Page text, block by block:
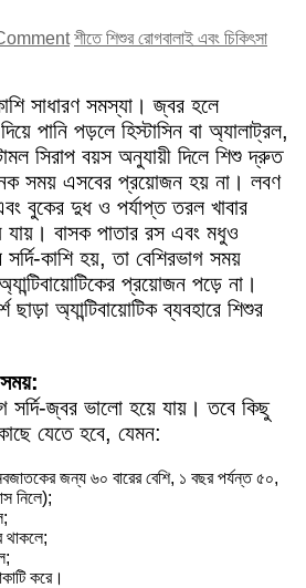
শীতে শিশুর রোগবালাই এবং চিকিৎসা
সাধারণ সমস্যা। জ্বর হলে
পানি পড়লে হিস্টাসিন বা অ্যালাট্রল,
সিরাপ বয়স অনুযায়ী দিলে শিশু দ্রুত
সময় এসবের প্রয়োজন হয় না। লবণ
বুকের দুধ ও পর্যাপ্ত তরল খাবার
যায়। বাসক পাতার রস এবং মধুও
কাশি হয়, তা বেশিরভাগ সময়
প্রয়োজন পড়ে না।
ছাড়া অ্যান্টিবায়োটিক ব্যবহারে শিশুর
সময়:
সর্দি-জ্বর ভালো হয়ে যায়। তবে কিছু
যেতে হবে, যেমন:
জন্য ৬০ বারের বেশি, ১ বছর পর্যন্ত ৫০,
নিলে);
থাকলে;
করে।